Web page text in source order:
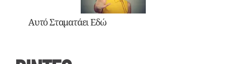
Αυτό Σταματάει Εδώ